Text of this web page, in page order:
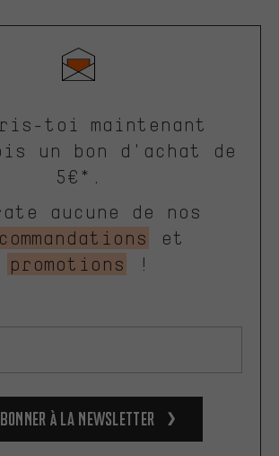
toi maintenant
un bon d'achat de
5€*.
aucune de nos
et
promotions
!
à la newsletter